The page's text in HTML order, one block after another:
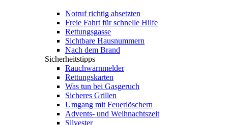
Notruf richtig absetzten
Freie Fahrt für schnelle Hilfe
Rettungsgasse
Sichtbare Hausnummern
Nach dem Brand
Sicherheitstipps
Rauchwarnmelder
Rettungskarten
Was tun bei Gasgeruch
Sicheres Grillen
Umgang mit Feuerlöschern
Advents- und Weihnachtszeit
Silvester